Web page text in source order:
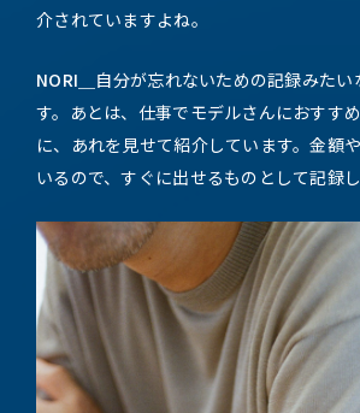
介されていますよね。
NORI＿ 自分が忘れないための記録みたい
す。あとは、仕事でモデルさんにおすす
に、あれを見せて紹介しています。金額
いるので、すぐに出せるものとして記録し